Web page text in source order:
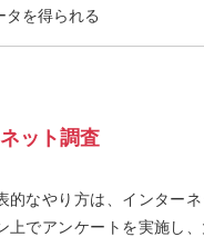
タを得られる
ット調査
的なやり方は、インター
上でアンケートを実施し